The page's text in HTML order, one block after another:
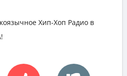
Хип-Хоп Радио в